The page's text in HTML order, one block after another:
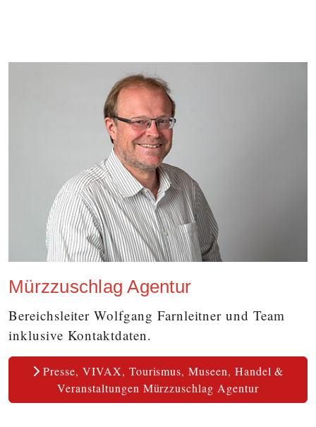
Mürzzuschlag Agentur
Bereichsleiter Wolfgang Farnleitner und Team
inklusive Kontaktdaten.
Presse, VIVAX, Tourismus, Museen, Handel &
Veranstaltungen Mürzzuschlag Agentur